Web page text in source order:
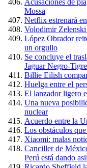
Acusaciones de
Mossa
Netflix estrenará
Volodimir Zelenski
López Obrador
un orgullo
Se concluye el
Jaguar Negro-
Billie Eilish
Huelga entre el
El lanzador ligero
Una nueva
nuclear
Acuerdo entre la
Los obstáculos
Xiaomi: malas
Canciller de
Perú está dando